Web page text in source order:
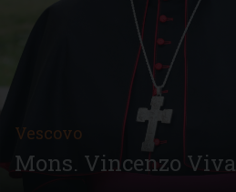
Vescovo
Mons. Vincenzo Viva